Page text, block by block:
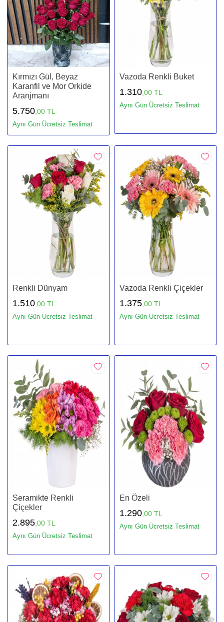
Kırmızı Gül, Beyaz
Karanfil ve Mor Orkide
Aranjmanı
5.750 ,00 TL
Aynı Gün Ücretsiz Teslimat
Vazoda Renkli Buket
1.310 ,00 TL
Aynı Gün Ücretsiz Teslimat
Renkli Dünyam
1.510 ,00 TL
Aynı Gün Ücretsiz Teslimat
Vazoda Renkli Çiçekler
1.375 ,00 TL
Aynı Gün Ücretsiz Teslimat
Seramikte Renkli
Çiçekler
2.895 ,00 TL
Aynı Gün Ücretsiz Teslimat
En Özeli
1.290 ,00 TL
Aynı Gün Ücretsiz Teslimat